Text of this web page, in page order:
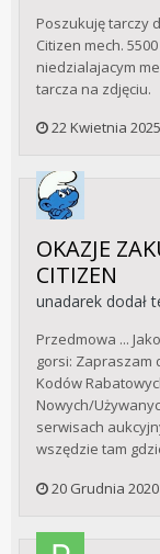
Poszukuję tarczy
Citizen mech.
niedzialajacym
tarcza na zdjęciu.
22 Kwietnia 2025
OKAZJE
CITIZEN
unadarek dodał
Przedmowa ...
gorsi: Zapraszam
Kodów
Nowych/
serwisach
wszędzie tam
20 Grudnia 2020